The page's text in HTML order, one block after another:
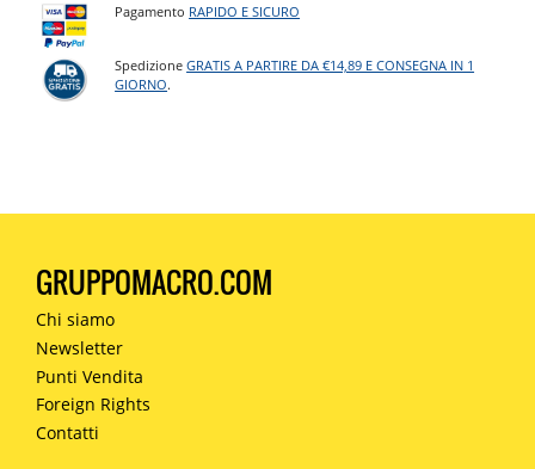
Pagamento RAPIDO E SICURO
SpedizioneGRATIS A PARTIRE DA €14,89 E CONSEGNA IN 1
GIORNO.
GRUPPOMACRO.COM
Chi siamo
Newsletter
Punti Vendita
Foreign Rights
Contatti